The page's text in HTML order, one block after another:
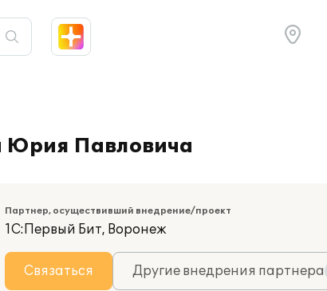
Юрия Павловича
Партнер, осуществивший внедрение/проект
1С:Первый Бит, Воронеж
Связаться Другие внедрения партнера